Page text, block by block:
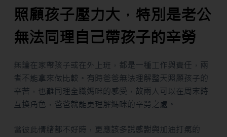
照顧孩子壓力大，特別是老公
無法同理自己帶孩子的辛勞
無論在家帶孩子或在外上班，都是一種工作與責任，兩
者不能拿來做比較。有時爸爸無法理解整天照顧孩子的
辛苦，也難同理全職媽咪的感受，故兩人可以在周末時
互換角色，爸爸就能更理解媽咪的辛勞之處。
當彼此情緒都不好時，更應該多說感謝與加油打氣的